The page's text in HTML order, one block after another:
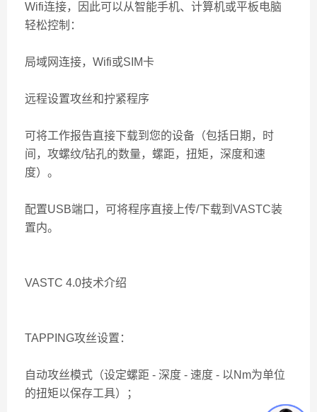
Wifi连接，因此可以从智能手机、计算机或平板电脑
轻松控制：
局域网连接，Wifi或SIM卡
远程设置攻丝和拧紧程序
可将工作报告直接下载到您的设备（包括日期，时
间，攻螺纹/钻孔的数量，螺距，扭矩，深度和速
度）。
配置USB端口，可将程序直接上传/下载到VASTC装
置内。
VASTC 4.0技术介绍
TAPPING攻丝设置：
自动攻丝模式（设定螺距 - 深度 - 速度 - 以Nm为单位
的扭矩以保存工具）；